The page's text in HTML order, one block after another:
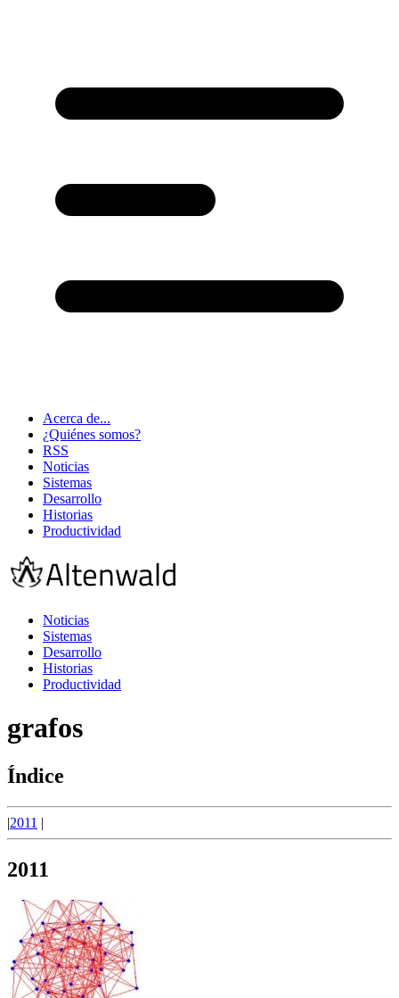
Acerca de...
¿Quiénes somos?
RSS
Noticias
Sistemas
Desarrollo
Historias
Productividad
Noticias
Sistemas
Desarrollo
Historias
Productividad
grafos
Índice
|2011 |
2011